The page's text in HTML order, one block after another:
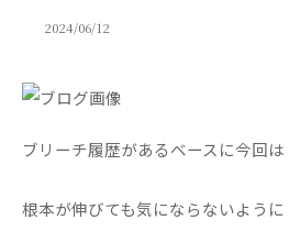
2024/06/12
ブリーチ履歴があるベースに今回は
根本が伸びても気にならないように